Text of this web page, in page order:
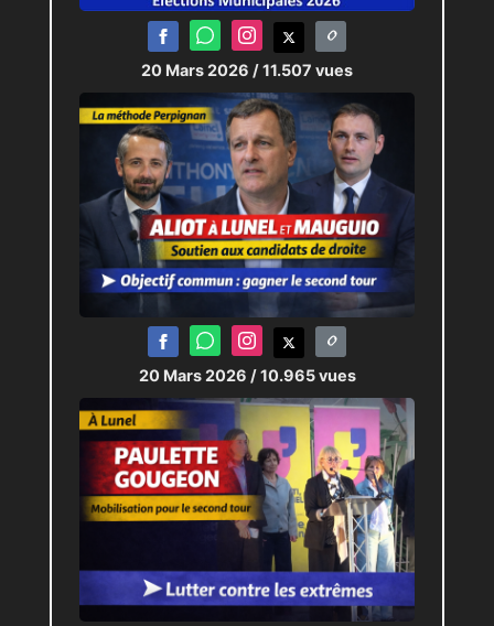
20 Mars 2026 / 11.507 vues
20 Mars 2026 / 10.965 vues